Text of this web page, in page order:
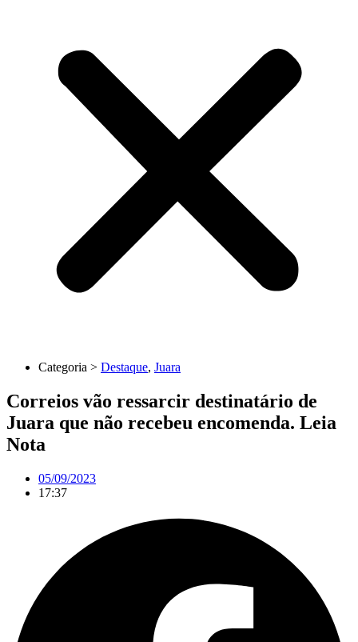
Categoria > Destaque, Juara
Correios vão ressarcir destinatário de
Juara que não recebeu encomenda. Leia
Nota
05/09/2023
17:37